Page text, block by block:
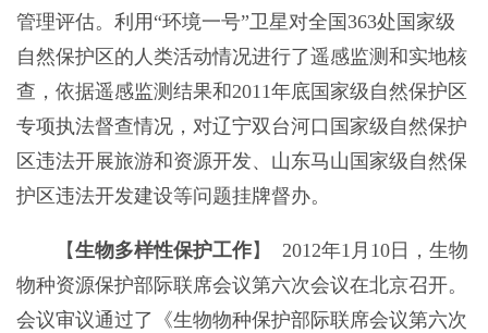
管理评估。利用“环境一号”卫星对全国363处国家级
自然保护区的人类活动情况进行了遥感监测和实地核
查，依据遥感监测结果和2011年底国家级自然保护区
专项执法督查情况，对辽宁双台河口国家级自然保护
区违法开展旅游和资源开发、山东马山国家级自然保
护区违法开发建设等问题挂牌督办。
【生物多样性保护工作】 2012年1月10日，生物
物种资源保护部际联席会议第六次会议在北京召开。
会议审议通过了《生物物种保护部际联席会议第六次